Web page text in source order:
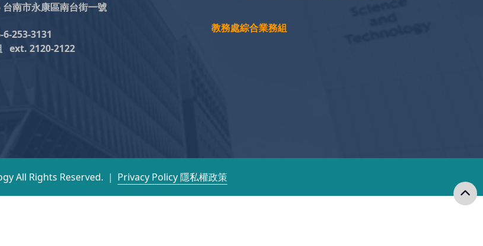
教務處綜合業務組
台南市永康區南台街一號
6-253-3131
ext. 2120-2122
All Rights Reserved. ｜ Privacy Policy 隱私權政策